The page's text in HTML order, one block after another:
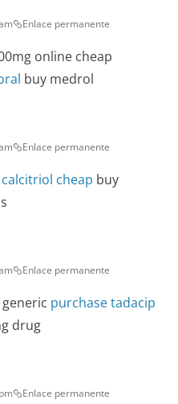
Enlace permanente
online cheap
buy medrol
Enlace permanente
calcitriol cheap buy
Enlace permanente
purchase tadacip
drug
Enlace permanente